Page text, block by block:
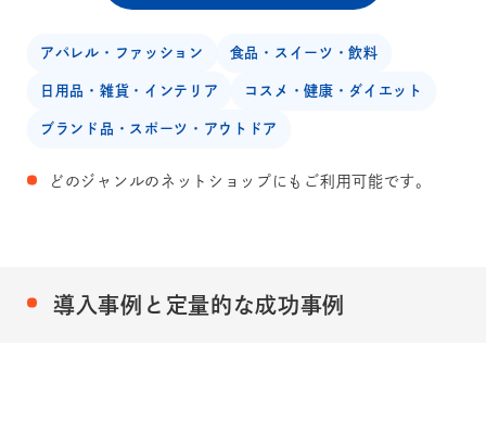
アパレル・ファッション 食品・スイーツ・飲料
日用品・雑貨・インテリア コスメ・健康・ダイエット
ブランド品・スポーツ・アウトドア
どのジャンルのネットショップにもご利用可能です。
導入事例と定量的な成功事例